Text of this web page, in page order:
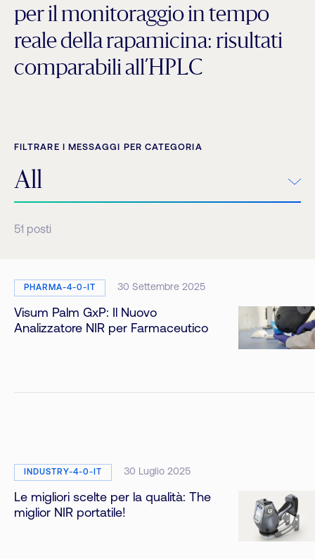
per il monitoraggio in tempo
reale della rapamicina: risultati
comparabili all’HPLC
FILTRARE I MESSAGGI PER CATEGORIA
All
51 posti
PHARMA-4-0-IT 30 Settembre 2025
Visum Palm GxP: Il Nuovo
Analizzatore NIR per Farmaceutico
INDUSTRY-4-0-IT 30 Luglio 2025
Le migliori scelte per la qualità: The
miglior NIR portatile!